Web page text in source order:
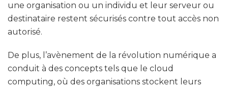
une organisation ou un individu et leur serveur ou
destinataire restent sécurisés contre tout accès non
autorisé.
De plus, l’avènement de la révolution numérique a
conduit à des concepts tels que le cloud
computing, où des organisations stockent leurs